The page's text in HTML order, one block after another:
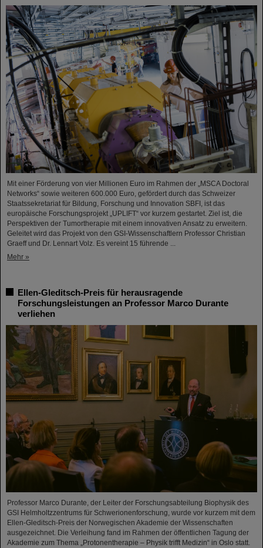
Mit einer Förderung von vier Millionen Euro im Rahmen der „MSCA Doctoral
Networks“ sowie weiteren 600.000 Euro, gefördert durch das Schweizer
Staatssekretariat für Bildung, Forschung und Innovation SBFI, ist das
europäische Forschungsprojekt „UPLIFT“ vor kurzem gestartet. Ziel ist, die
Perspektiven der Tumortherapie mit einem innovativen Ansatz zu erweitern.
Geleitet wird das Projekt von den GSI-Wissenschaftlern Professor Christian
Graeff und Dr. Lennart Volz. Es vereint 15 führende ...
Mehr »
Ellen-Gleditsch-Preis für herausragende
Forschungsleistungen an Professor Marco Durante
verliehen
Professor Marco Durante, der Leiter der Forschungsabteilung Biophysik des
GSI Helmholtzzentrums für Schwerionenforschung, wurde vor kurzem mit dem
Ellen-Gleditsch-Preis der Norwegischen Akademie der Wissenschaften
ausgezeichnet. Die Verleihung fand im Rahmen der öffentlichen Tagung der
Akademie zum Thema „Protonentherapie – Physik trifft Medizin“ in Oslo statt.